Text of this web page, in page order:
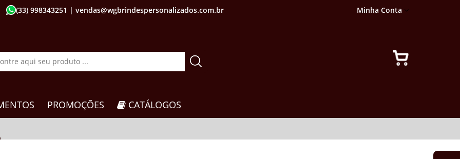
(33) 998343251 | vendas@wgbrindespersonalizados.com.br Minha Conta
PROMOÇÕES CATÁLOGOS